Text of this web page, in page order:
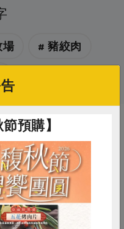
場 # 豬絞肉
的產品
預購】